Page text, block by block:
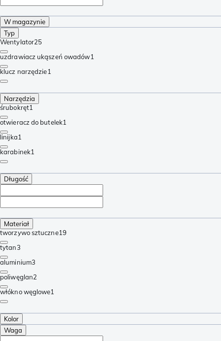
W magazynie
Typ
Wentylator25
uzdrawiacz ukąszeń owadów1
klucz narzędzie1
Narzędzia
śrubokręt1
otwieracz do butelek1
linijka1
karabinek1
Długość
Materiał
tworzywo sztuczne19
tytan3
aluminium3
poliwęglan2
włókno węglowe1
Kolor
Waga